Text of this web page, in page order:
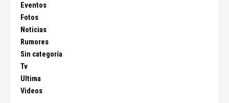
Eventos
Fotos
Noticias
Rumores
Sin categoría
Tv
Ultima
Videos